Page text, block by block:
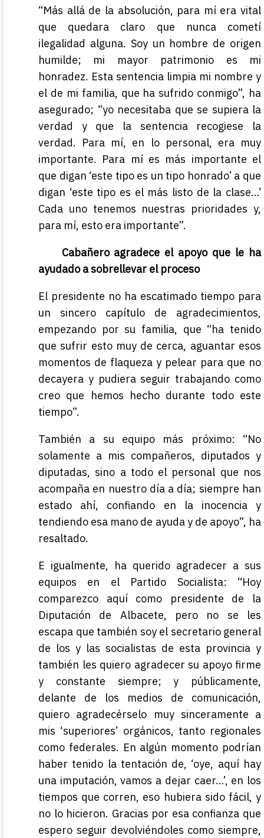
“Más allá de la absolución, para mí era vital
que quedara claro que nunca cometí
ilegalidad alguna. Soy un hombre de origen
humilde; mi mayor patrimonio es mi
honradez. Esta sentencia limpia mi nombre y
el de mi familia, que ha sufrido conmigo”, ha
asegurado; “yo necesitaba que se supiera la
verdad y que la sentencia recogiese la
verdad. Para mí, en lo personal, era muy
importante. Para mí es más importante el
que digan ‘este tipo es un tipo honrado’ a que
digan ‘este tipo es el más listo de la clase…’
Cada uno tenemos nuestras prioridades y,
para mí, esto era importante”.
Cabañero agradece el apoyo que le ha
ayudado a sobrellevar el proceso
El presidente no ha escatimado tiempo para
un sincero capítulo de agradecimientos,
empezando por su familia, que “ha tenido
que sufrir esto muy de cerca, aguantar esos
momentos de flaqueza y pelear para que no
decayera y pudiera seguir trabajando como
creo que hemos hecho durante todo este
tiempo”.
También a su equipo más próximo: “No
solamente a mis compañeros, diputados y
diputadas, sino a todo el personal que nos
acompaña en nuestro día a día; siempre han
estado ahí, confiando en la inocencia y
tendiendo esa mano de ayuda y de apoyo”, ha
resaltado.
E igualmente, ha querido agradecer a sus
equipos en el Partido Socialista: “Hoy
comparezco aquí como presidente de la
Diputación de Albacete, pero no se les
escapa que también soy el secretario general
de los y las socialistas de esta provincia y
también les quiero agradecer su apoyo firme
y constante siempre; y públicamente,
delante de los medios de comunicación,
quiero agradecérselo muy sinceramente a
mis ‘superiores’ orgánicos, tanto regionales
como federales. En algún momento podrían
haber tenido la tentación de, ‘oye, aquí hay
una imputación, vamos a dejar caer…’, en los
tiempos que corren, eso hubiera sido fácil, y
no lo hicieron. Gracias por esa confianza que
espero seguir devolviéndoles como siempre,